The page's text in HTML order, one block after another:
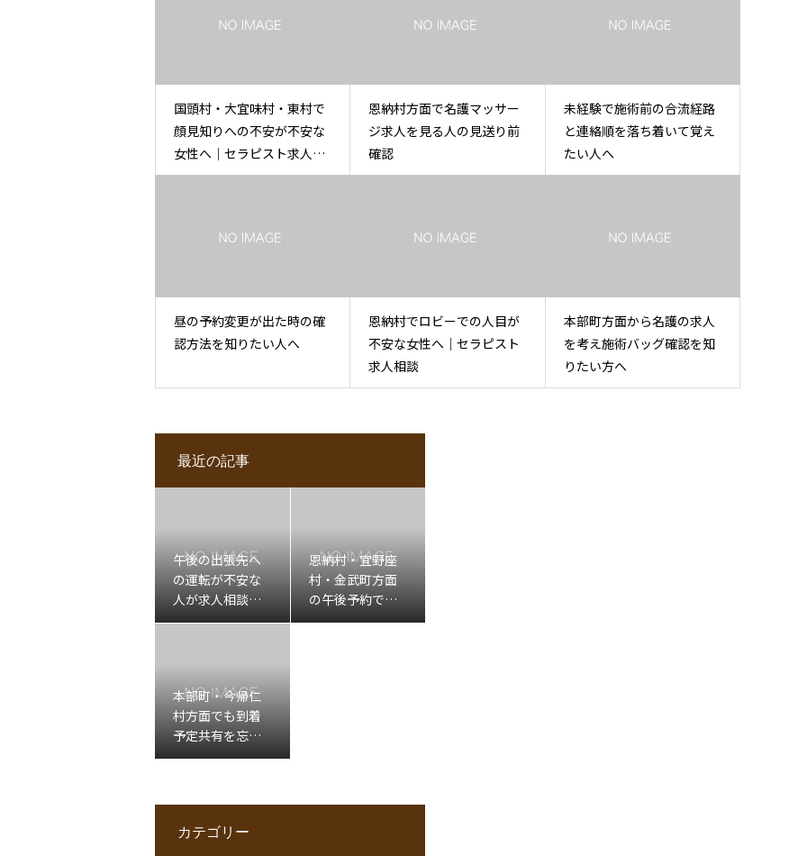
国頭村・大宜味村・東村で
顔見知りへの不安が不安な
女性へ｜セラピスト求人相
談
恩納村方面で名護マッサー
ジ求人を見る人の見送り前
確認
未経験で施術前の合流経路
と連絡順を落ち着いて覚え
たい人へ
昼の予約変更が出た時の確
認方法を知りたい人へ
恩納村でロビーでの人目が
不安な女性へ｜セラピスト
求人相談
本部町方面から名護の求人
を考え施術バッグ確認を知
りたい方へ
最近の記事
午後の出張先へ
の運転が不安な
人が求人相談前
に整理したいこ
恩納村・宜野座
村・金武町方面
の午後予約で移
動確認が不安な
本部町・今帰仁
村方面でも到着
予定共有を忘れ
たくない人へ
カテゴリー